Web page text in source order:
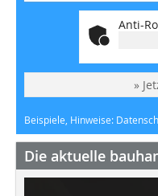
Anti-
»
Beispiele, Hinweise:
Die aktuelle